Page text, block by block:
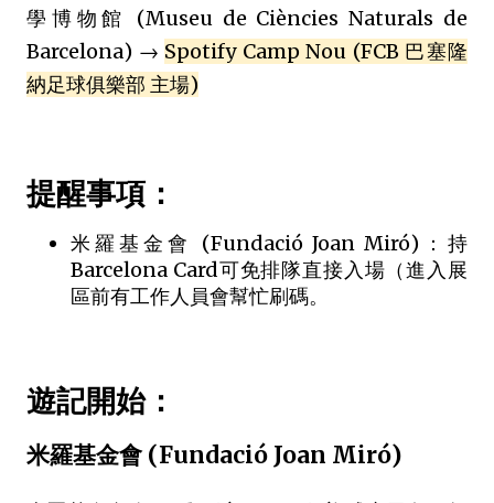
學博物館 (Museu de Ciències Naturals de
Barcelona) → Spotify Camp Nou (FCB 巴塞隆
納足球俱樂部 主場)
提醒事項：
米羅基金會 (Fundació Joan Miró)：持
Barcelona Card可免排隊直接入場（進入展
區前有工作人員會幫忙刷碼。
遊記開始：
米羅基金會 (Fundació Joan Miró)